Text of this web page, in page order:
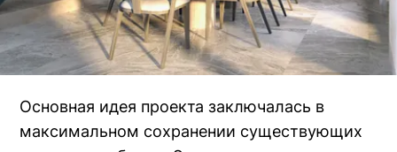
Основная идея проекта заключалась в
максимальном сохранении существующих